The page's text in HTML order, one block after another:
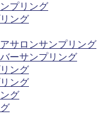
プリング
ング
サロンサンプリング
ーサンプリング
ング
ング
グ